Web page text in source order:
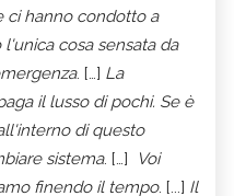
ci hanno condotto a
cosa sensata da
. […] La
il lusso di pochi. Se è
di questo
sistema. […]
Voi
finendo il tempo. [...] Il